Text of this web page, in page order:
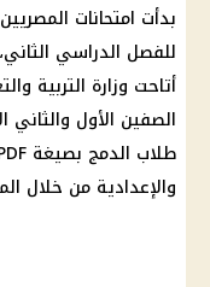
بدأت امتحانات
للفصل الدراسي
أتاحت وزارة التربية
الصفين الأول والثاني
طلاب
والإعدادية من خلال